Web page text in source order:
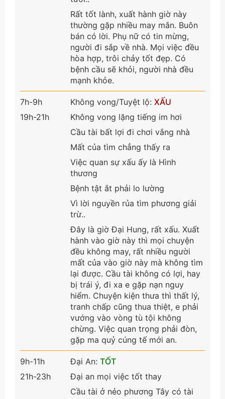
Rất tốt lành, xuất hành giờ này
thường gặp nhiều may mắn. Buôn
bán có lời. Phụ nữ có tin mừng,
người đi sắp về nhà. Mọi việc đều
hòa hợp, trôi chảy tốt đẹp. Có
bệnh cầu sẽ khỏi, người nhà đều
mạnh khỏe.
7h-9h
19h-21h
Không vong/Tuyệt lộ: XẤU
Không vong lặng tiếng im hơi
Cầu tài bất lợi đi chơi vắng nhà
Mất của tìm chẳng thấy ra
Việc quan sự xấu ấy là Hình
thương
Bệnh tật ắt phải lo lường
Vì lời nguyền rủa tìm phương giải
trừ..
Đây là giờ Đại Hung, rất xấu. Xuất
hành vào giờ này thì mọi chuyện
đều không may, rất nhiều người
mất của vào giờ này mà không tìm
lại được. Cầu tài không có lợi, hay
bị trái ý, đi xa e gặp nạn nguy
hiểm. Chuyện kiện thưa thì thất lý,
tranh chấp cũng thua thiệt, e phải
vướng vào vòng tù tội không
chừng. Việc quan trọng phải đòn,
gặp ma quỷ cúng tế mới an.
9h-11h
21h-23h
Đại An: TỐT
Đại an mọi việc tốt thay
Cầu tài ở nẻo phương Tây có tài